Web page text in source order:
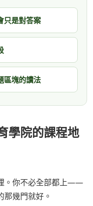
只是對答案
區塊的讀法
學院的課程地
。你不必全部都上——
幾門就好。